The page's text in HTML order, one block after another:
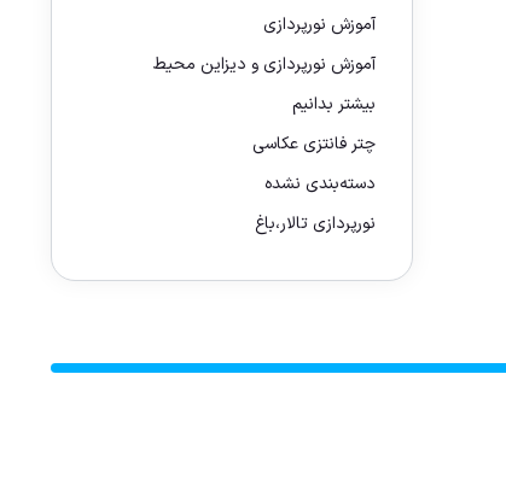
آموزش نورپردازی
آموزش نورپردازی و دیزاین محیط
بیشتر بدانیم
چتر فانتزی عکاسی
دسته‌بندی نشده
نورپردازی تالار،باغ